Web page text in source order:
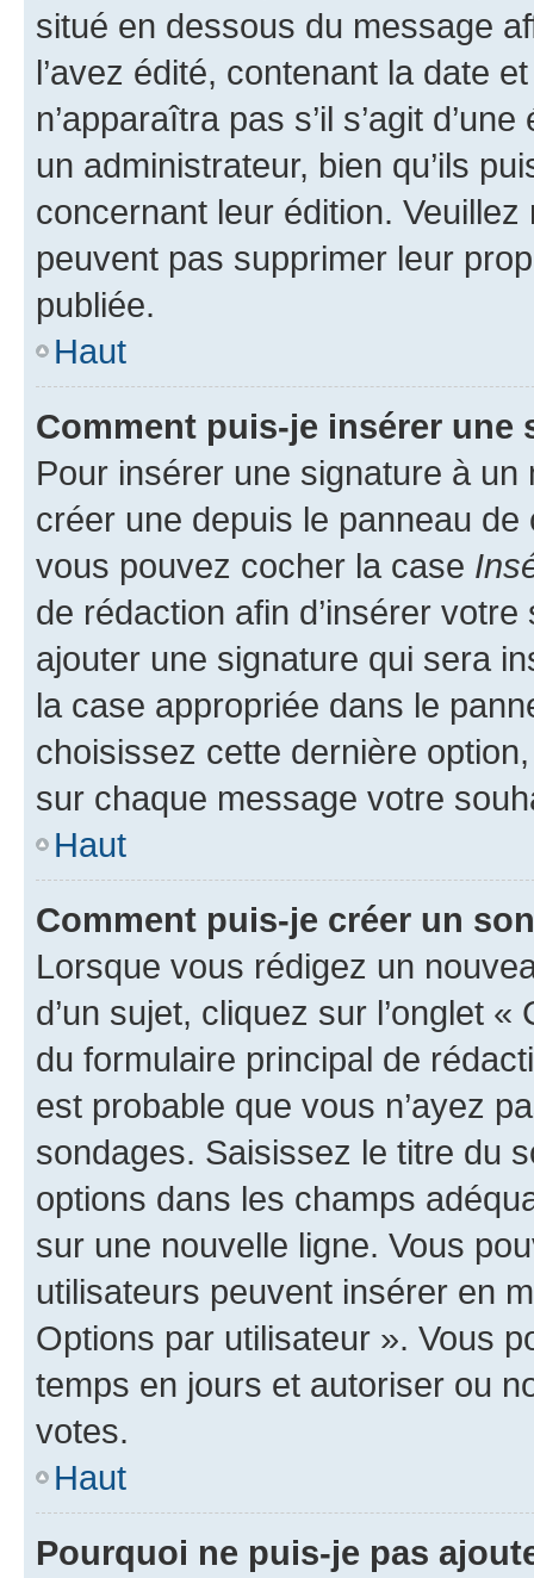
situé en dessous du message
l’avez édité, contenant la date
n’apparaîtra pas s’il s’agit
un administrateur, bien qu’ils
concernant leur édition.
peuvent pas supprimer leur
publiée.
Haut
Comment puis-je insérer une
Pour insérer une signature à
créer une depuis le panneau de
vous pouvez cocher la case
de rédaction afin d’insérer
ajouter une signature qui sera
la case appropriée dans le
choisissez cette dernière
sur chaque message votre
Haut
Comment puis-je créer un
Lorsque vous rédigez un
d’un sujet, cliquez sur l’onglet
du formulaire principal de
est probable que vous n’ayez
sondages. Saisissez le titre du
options dans les champs
sur une nouvelle ligne. Vous
utilisateurs peuvent insérer en
Options par utilisateur ». Vous
temps en jours et autoriser ou
votes.
Haut
Pourquoi ne puis-je pas